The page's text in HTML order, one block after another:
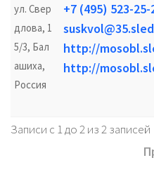
ул. Свер
длова, 1
5/3, Бал
ашиха,
Россия
+7 (495) 523-25-
http://
http://
Записи с 1 до 2 из 2 записей